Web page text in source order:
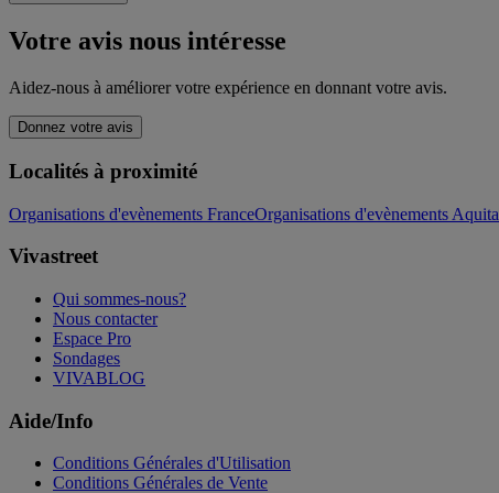
Votre avis nous intéresse
Aidez-nous à améliorer votre expérience en donnant votre avis.
Donnez votre avis
Localités à proximité
Organisations d'evènements FranceOrganisations d'evènements
Vivastreet
Qui sommes-nous?
Nous contacter
Espace Pro
Sondages
VIVABLOG
Aide/Info
Conditions Générales d'Utilisation
Conditions Générales de Vente